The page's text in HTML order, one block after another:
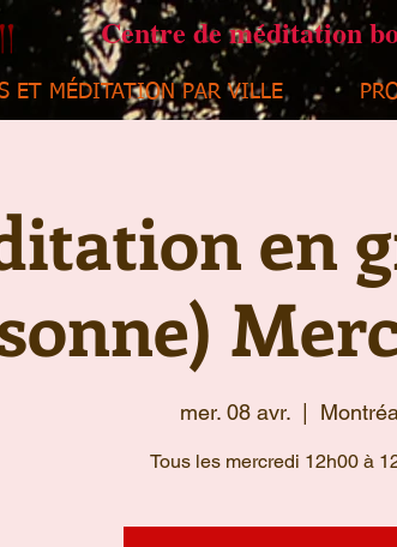
Centre de méditation
ET MÉDITATION PAR VILLE
en
mer. 08 avr.
  |
Tous les mercredi 12h00 à